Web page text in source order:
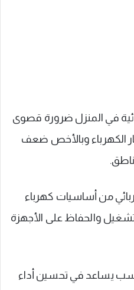
في المنزل ضرورة قصوى
الكهرباء وبالأخص ضعف
من أساسيات كهرباء
والحفاظ على الأجهزة
يساعد في تحسين أداء